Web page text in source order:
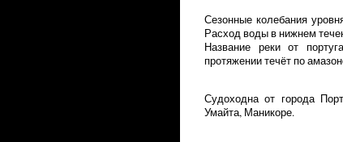
Сезонные колебания
Расход воды в нижнем
Название реки от
протяжении течёт по
Судоходна от города
Умайта, Маникоре.